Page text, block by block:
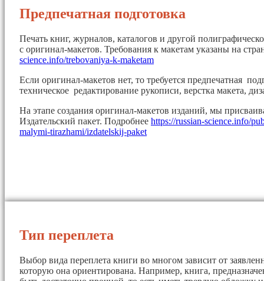
Предпечатная подготовка
Печать книг, журналов, каталогов и другой
с оригинал-макетов. Требования к макетам указаны на
science.info/trebovaniya-k-maketam
Если оригинал-макетов нет, то требуется предпечатная
техническое редактирование рукописи, верстка макета,
На этапе создания оригинал-макетов изданий, мы
Издательский пакет. Подробнее https://russian-science.info/
malymi-tirazhami/izdatelskij-paket
Тип переплета
Выбор вида переплета книги во многом зависит от
которую она ориентирована. Например, книга,